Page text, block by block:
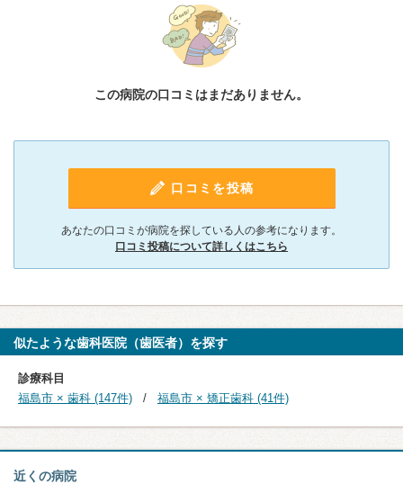
この病院の口コミはまだありません。
口コミを投稿
あなたの口コミが病院を探している人の参考になります。
口コミ投稿について詳しくはこちら
似たような歯科医院（歯医者）を探す
診療科目
福島市 × 歯科 (147件)
福島市 × 矯正歯科 (41件)
近くの病院